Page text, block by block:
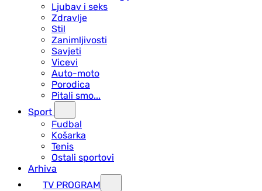
Ljubav i seks
Zdravlje
Stil
Zanimljivosti
Savjeti
Vicevi
Auto-moto
Porodica
Pitali smo...
Sport
Fudbal
Košarka
Tenis
Ostali sportovi
Arhiva
TV PROGRAM